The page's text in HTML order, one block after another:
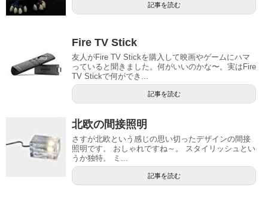
記事を読む
Fire TV Stick
友人がFire TV Stickを購入して映画やゲームにハマ
っていると聞きました。何がいいのかな〜。実はFire
TV Stickで何ができ...
記事を読む
北欧の間接照明
さすが北欧という感じの思い切ったデザインの間接
照明です。 おしゃれですね～。 スタイリッシュとい
うか独特。 ミ...
記事を読む